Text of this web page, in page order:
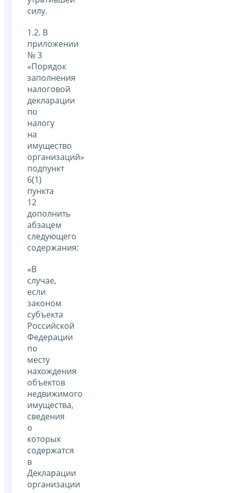
силу.
1.2. В
приложении
№ 3
«Порядок
заполнения
налоговой
декларации
по
налогу
на
имущество
организаций»
подпункт
6(1)
пункта
12
дополнить
абзацем
следующего
содержания:
«В
случае,
если
законом
субъекта
Российской
Федерации
по
месту
нахождения
объектов
недвижимого
имущества,
сведения
о
которых
содержатся
в
Декларации
организации